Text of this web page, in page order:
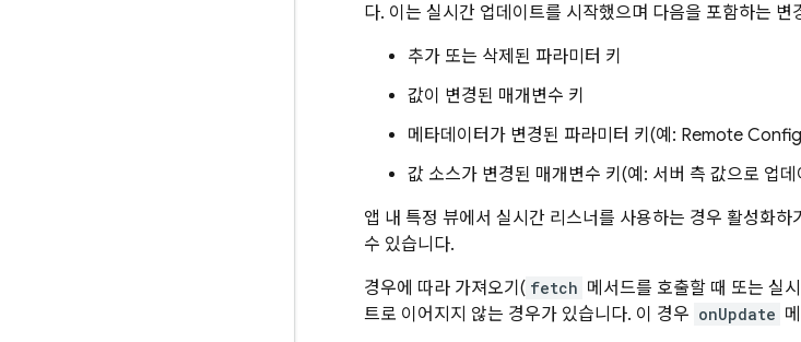
다. 이는 실시간 업데이트를 시작했으며 다음을 포함하는 변
추가 또는 삭제된 파라미터 키
값이 변경된 매개변수 키
메타데이터가 변경된 파라미터 키(예: Remote Config
값 소스가 변경된 매개변수 키(예: 서버 측 값으로 업
앱 내 특정 뷰에서 실시간 리스너를 사용하는 경우 활성화
수 있습니다.
경우에 따라 가져오기( fetch 메서드를 호출할 때 또는 실
트로 이어지지 않는 경우가 있습니다. 이 경우 onUpdate